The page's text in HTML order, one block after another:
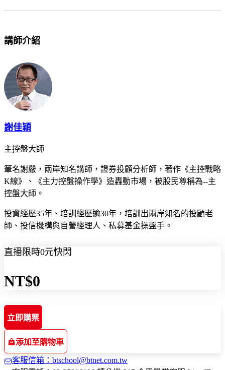
講師介紹
謝佳穎
主控盤大師
筆名謝嚴，兩岸知名講師，證券投顧分析師，著作《主控戰略
K線》、《主力控盤操作學》造轟動市場，被股民尊稱為--主
控盤大師。
投資經歷35年、培訓經歷逾30年，培訓出兩岸知名的投顧老
師、投信機構與自營經理人、私募基金操盤手。
直播限時0元快閃
NT$0
立即購票
添加至購物車
客服信箱：btschool@btnet.com.tw